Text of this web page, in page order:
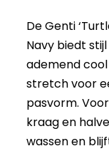
De Genti
Navy biedt
ademend
stretch voor
pasvorm.
kraag en
wassen en